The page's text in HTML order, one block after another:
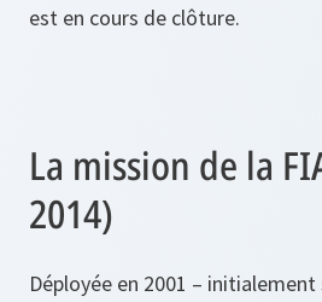
est en cours de clôture.
La mission de la
2014)
Déployée en 2001 –